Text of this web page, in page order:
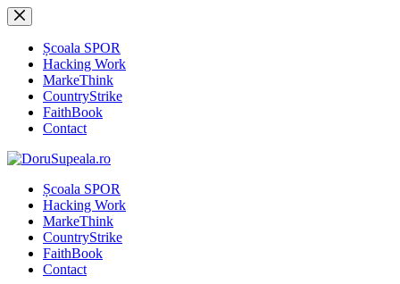
Sari
la
conținutȘcoala SPOR
Hacking Work
MarkeThink
CountryStrike
FaithBook
Contact
Școala SPOR
Hacking Work
MarkeThink
CountryStrike
FaithBook
Contact